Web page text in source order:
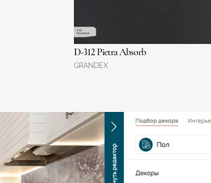
D-312 Pietra Absorb
GRANDEX